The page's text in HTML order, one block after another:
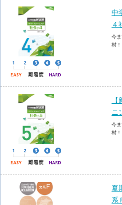
中
４
今
材！
ニ
今
材！
夏
系